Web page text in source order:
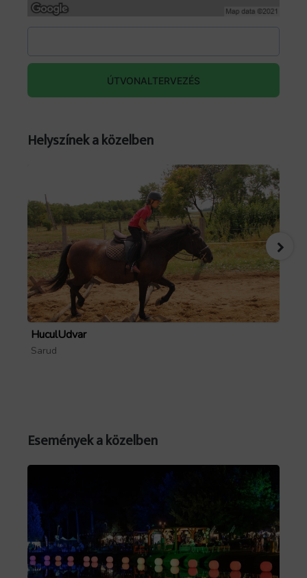
Forrás: facebook.com/events/1429286761826989
ÚTVONALTERVEZÉS
Helyszínek a közelben
HuculUdvar
Sarud
Események a közelben